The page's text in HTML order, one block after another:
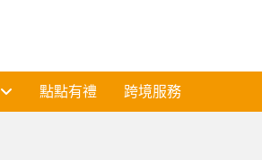
點點有禮 跨境服務